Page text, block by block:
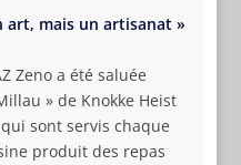
art, mais un artisanat »
Zeno a été saluée
» de Knokke Heist
sont servis chaque
produit des repas